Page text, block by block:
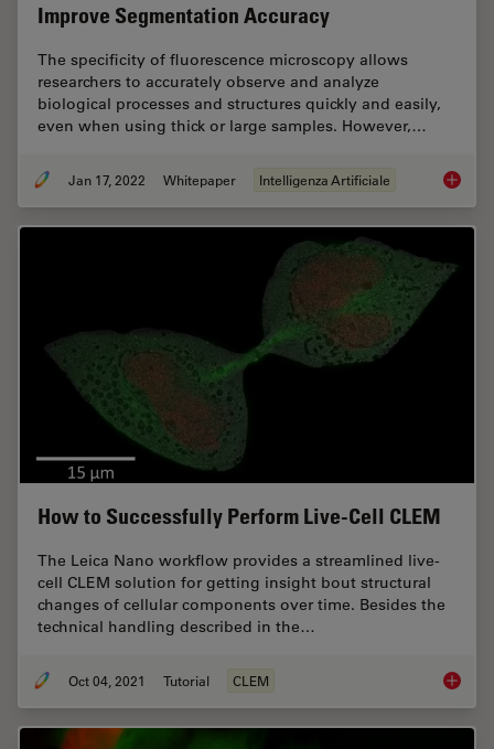
Improve Segmentation Accuracy
The specificity of fluorescence microscopy allows
researchers to accurately observe and analyze
biological processes and structures quickly and easily,
even when using thick or large samples. However,…
Jan 17, 2022 Whitepaper Intelligenza Artificiale How to
How to Successfully Perform Live-Cell CLEM
The Leica Nano workflow provides a streamlined live-
cell CLEM solution for getting insight bout structural
changes of cellular components over time. Besides the
technical handling described in the…
Oct 04, 2021 Tutorial CLEM How to